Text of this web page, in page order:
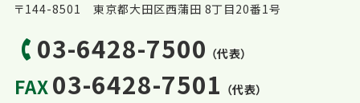
〒144-8501 東京都大田区西蒲田 8丁目20番1号
03-6428-7500 （代表）
FAX03-6428-7501 （代表）